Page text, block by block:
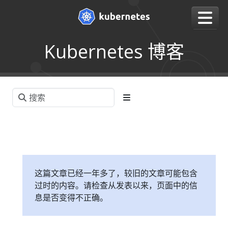
Kubernetes 博客
这篇文章已经一年多了，较旧的文章可能包含
过时的内容。请检查从发表以来，页面中的信
息是否变得不正确。